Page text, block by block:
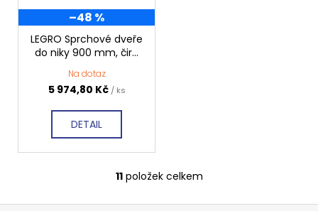
–48 %
LEGRO Sprchové dveře
do niky 900 mm, čiré
Na dotaz
5 974,80 Kč / ks
DETAIL
O
v
11položek celkem